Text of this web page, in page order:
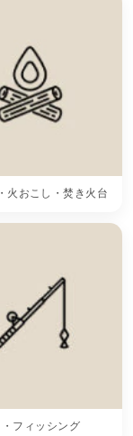
火おこし・焚き火台
フィッシング